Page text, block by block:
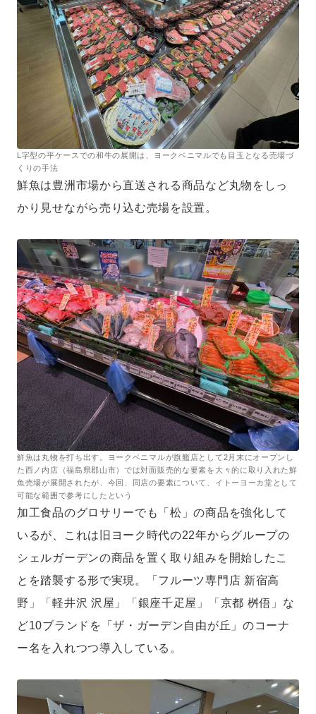
L字型の平ケースでの和牛の展開は、ヨークベニマルでも目玉となる売場づ
くりの手法
鮮魚は豊洲市場から直送される商品など丸物をしっ
かり見せながら売り込む売場を設置。
鮮魚は丸物を打ち出す。ヨークベニマルが旗艦店として2月末にオープンし
た西ノ内店（福島県郡山市）では対面販売的な要素を大々的に取り入れた鮮
魚売場が展開されたが、今回、同店の要素について、イトーヨーカ堂として
可能な範囲で参考にしたという
加工食品のグロサリーでも「松」の商品を強化して
いるが、これは旧ヨーク時代の22年からグループの
シェルガーデンの商品を置く取り組みを開始したこ
とを踏襲する形で実現。「フルーツ専門店 新宿高
野」「軽井沢 沢屋」「銀座千疋屋」「京都 桝俉」な
ど10ブランドを「ザ・ガーデン自由が丘」のコーナ
ー名を入れつつ導入している。